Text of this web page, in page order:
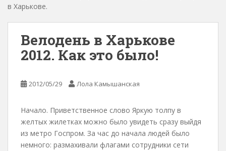
в Харькове.
Велодень в Харькове
2012. Как это было!
2012/05/29 Лола Камышанская
Начало. Приветственное слово Яркую толпу в
желтых жилетках можно было увидеть сразу выйдя
из метро Госпром. За час до начала людей было
немного: размахивали флагами сотрудники сети